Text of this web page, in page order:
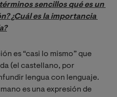
sencillos qué es un
¿Cuál es la importancia
es “casi lo mismo” que
(el castellano, por
lengua con lenguaje.
es una expresión de